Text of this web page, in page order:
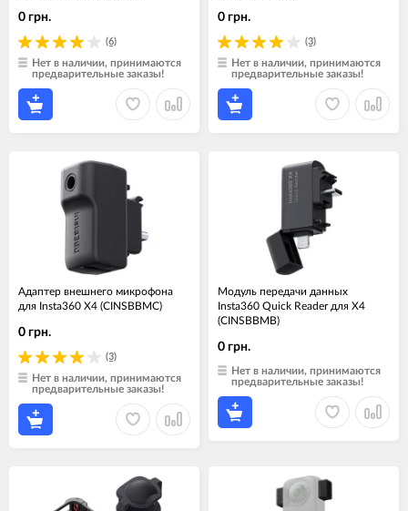
(6)
0 грн.
Нет в наличии, принимаются
предварительные заказы!
(3)
0 грн.
Нет в наличии, принимаются
предварительные заказы!
Адаптер внешнего микрофона
для Insta360 X4 (CINSBBMC)
(3)
0 грн.
Нет в наличии, принимаются
предварительные заказы!
Модуль передачи данных
Insta360 Quick Reader для X4
(CINSBBMB)
0 грн.
Нет в наличии, принимаются
предварительные заказы!